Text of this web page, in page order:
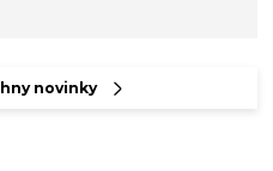
novinky